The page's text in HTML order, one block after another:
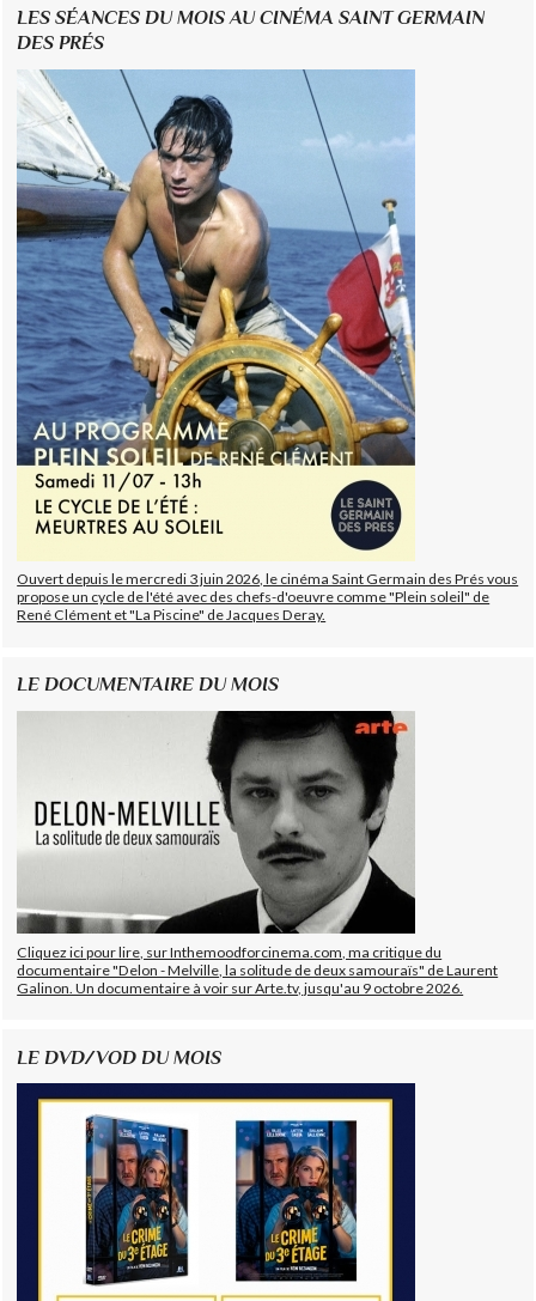
LES SÉANCES DU MOIS AU CINÉMA SAINT GERMAIN
DES PRÉS
Ouvert depuis le mercredi 3 juin 2026, le cinéma Saint Germain des Prés vous
propose un cycle de l'été avec des chefs-d'oeuvre comme "Plein soleil" de
René Clément et "La Piscine" de Jacques Deray.
LE DOCUMENTAIRE DU MOIS
Cliquez ici pour lire, sur Inthemoodforcinema.com, ma critique du
documentaire "Delon - Melville, la solitude de deux samouraïs" de Laurent
Galinon. Un documentaire à voir sur Arte.tv, jusqu'au 9 octobre 2026.
LE DVD/VOD DU MOIS